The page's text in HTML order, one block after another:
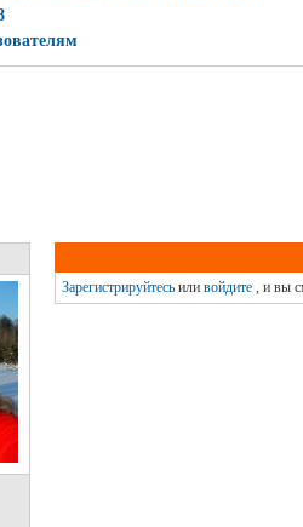
Зарегистрируйтесьили войдите, и вы